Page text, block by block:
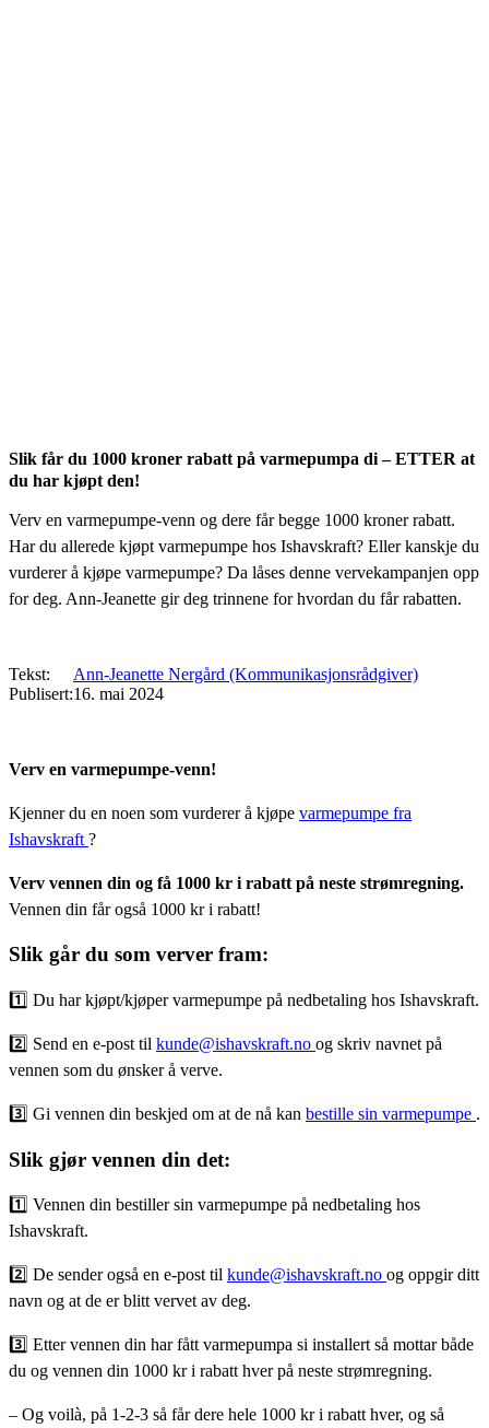
Slik får du 1000 kroner rabatt på varmepumpa di – ETTER at
du har kjøpt den!
Verv en varmepumpe-venn og dere får begge 1000 kroner rabatt.
Har du allerede kjøpt varmepumpe hos Ishavskraft? Eller kanskje du
vurderer å kjøpe varmepumpe? Da låses denne vervekampanjen opp
for deg. Ann-Jeanette gir deg trinnene for hvordan du får rabatten.
Tekst
Ann-Jeanette Nergård (Kommunikasjonsrådgiver)
Publisert 16. mai 2024
Verv en varmepumpe-venn!
Kjenner du en noen som vurderer å kjøpe varmepumpe fra
Ishavskraft ?
Verv vennen din og få 1000 kr i rabatt på neste strømregning.
Vennen din får også 1000 kr i rabatt!
Slik går du som verver fram:
1️⃣ Du har kjøpt/kjøper varmepumpe på nedbetaling hos Ishavskraft.
2️⃣ Send en e-post til kunde@ishavskraft.no og skriv navnet på
vennen som du ønsker å verve.
3️⃣ Gi vennen din beskjed om at de nå kan bestille sin varmepumpe .
Slik gjør vennen din det:
1️⃣ Vennen din bestiller sin varmepumpe på nedbetaling hos
Ishavskraft.
2️⃣ De sender også en e-post til kunde@ishavskraft.no og oppgir ditt
navn og at de er blitt vervet av deg.
3️⃣ Etter vennen din har fått varmepumpa si installert så mottar både
du og vennen din 1000 kr i rabatt hver på neste strømregning.
– Og voilà, på 1-2-3 så får dere hele 1000 kr i rabatt hver, og så